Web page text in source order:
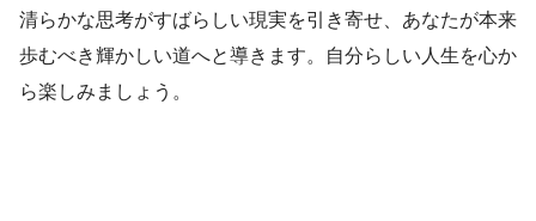
清らかな思考がすばらしい現実を引き寄せ、あなたが本来
歩むべき輝かしい道へと導きます。自分らしい人生を心か
ら楽しみましょう。